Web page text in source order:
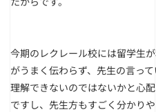
今期のレクレール校には留学生
がうまく伝わらず、先生の言っ
理解できないのではないかと心
ですし、先生方もすごく分かり